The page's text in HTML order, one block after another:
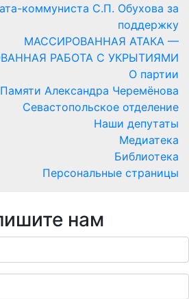
коммуниста С.П. Обухова за
поддержку
МАССИРОВАННАЯ АТАКА —
РАБОТА С УКРЫТИЯМИ
О партии
Памяти Александра Черемёнова
Севастопольское отделение
Наши депутаты
Медиатека
Библиотека
Персональные страницы
нам